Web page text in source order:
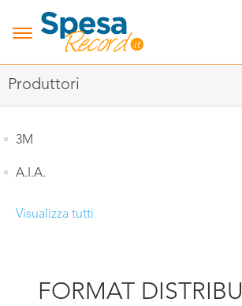
Produttori
3M
A.I.A.
Visualizza tutti
FORMAT